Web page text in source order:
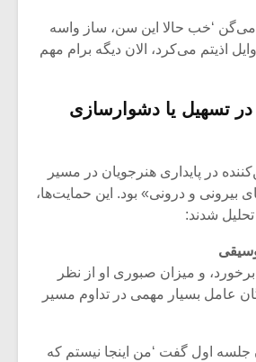
می‌گن ‘خب حالا این سن، ساز واسه
اذیتم می‌کرد، الان دیگه برام مهم
تسهیل یا دشوارسازی
در پایداری هنرجویان در مسیر
بیرونی و درونی» بود. این حمایت‌ها،
شدند:
برخورد، و میزان صبوری او از نظر
عامل بسیار مهمی در تداوم مسیر
جلسه اول گفت ‘من اینجا نیستم که
نمی توانی
باشی،
سکانسی
موسیقی